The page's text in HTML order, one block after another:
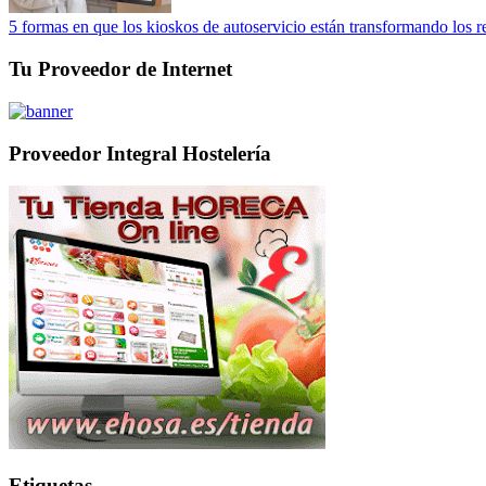
5 formas en que los kioskos de autoservicio están transformando los
Tu Proveedor de Internet
Proveedor Integral Hostelería